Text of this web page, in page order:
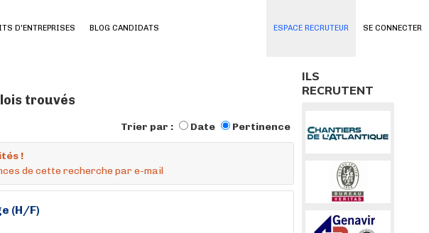
SE CONNECTER
D'ENTREPRISES BLOG CANDIDATS ESPACE RECRUTEUR
trouvés
Trier par : Date Pertinence
!
de cette recherche par e-mail
(H/F)
ILS
RECRUTENT